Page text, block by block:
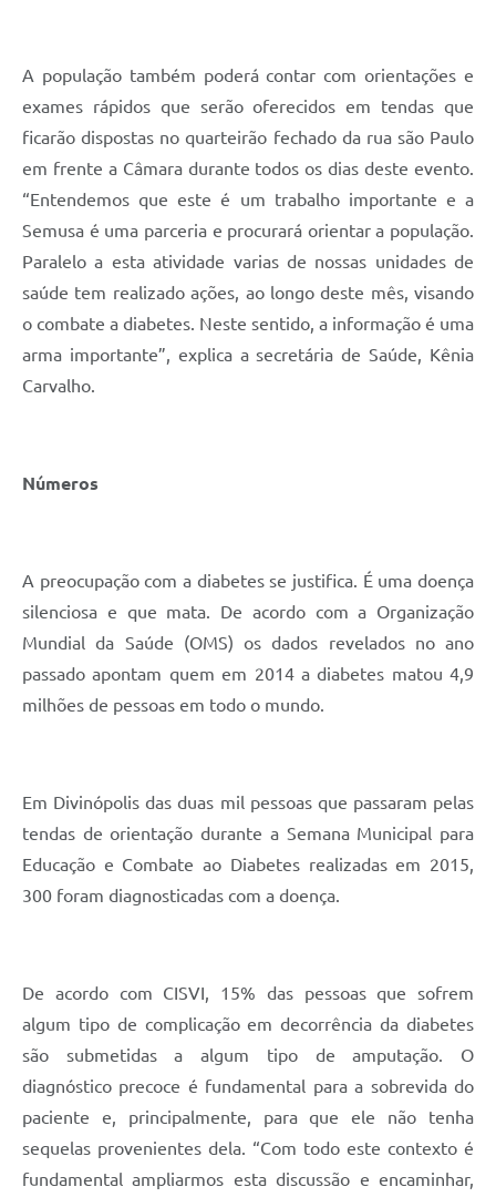
A população também poderá contar com orientações e
exames rápidos que serão oferecidos em tendas que
ficarão dispostas no quarteirão fechado da rua são Paulo
em frente a Câmara durante todos os dias deste evento.
“Entendemos que este é um trabalho importante e a
Semusa é uma parceria e procurará orientar a população.
Paralelo a esta atividade varias de nossas unidades de
saúde tem realizado ações, ao longo deste mês, visando
o combate a diabetes. Neste sentido, a informação é uma
arma importante”, explica a secretária de Saúde, Kênia
Carvalho.
Números
A preocupação com a diabetes se justifica. É uma doença
silenciosa e que mata. De acordo com a Organização
Mundial da Saúde (OMS) os dados revelados no ano
passado apontam quem em 2014 a diabetes matou 4,9
milhões de pessoas em todo o mundo.
Em Divinópolis das duas mil pessoas que passaram pelas
tendas de orientação durante a Semana Municipal para
Educação e Combate ao Diabetes realizadas em 2015,
300 foram diagnosticadas com a doença.
De acordo com CISVI, 15% das pessoas que sofrem
algum tipo de complicação em decorrência da diabetes
são submetidas a algum tipo de amputação. O
diagnóstico precoce é fundamental para a sobrevida do
paciente e, principalmente, para que ele não tenha
sequelas provenientes dela. “Com todo este contexto é
fundamental ampliarmos esta discussão e encaminhar,